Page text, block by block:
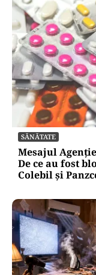
SĂNĂTATE
Mesajul
De ce au fost
Colebil și